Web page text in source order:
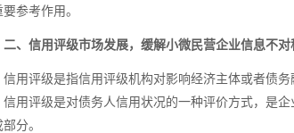
参考作用。
二、信用评级市场发展，缓解小微民营企业信息不对
信用评级是指信用评级机构对影响经济主体或者债
信用评级是对债务人信用状况的一种评价方式，是
分。